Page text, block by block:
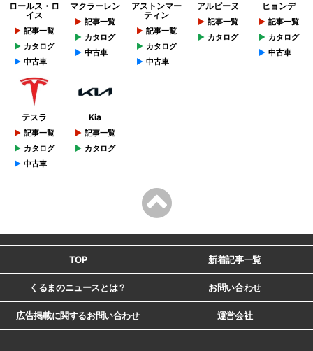
ロールス・ロ
イス
記事一覧
カタログ
中古車
マクラーレン
記事一覧
カタログ
中古車
アストンマー
ティン
記事一覧
カタログ
中古車
アルピーヌ
記事一覧
カタログ
ヒョンデ
記事一覧
カタログ
中古車
テスラ
記事一覧
カタログ
中古車
Kia
記事一覧
カタログ
TOP 新着記事一覧
くるまのニュースとは？ お問い合わせ
広告掲載に関するお問い合わせ 運営会社